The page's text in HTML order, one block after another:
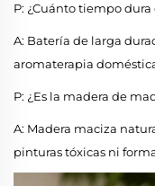
P: ¿Cuánto tiempo
A: Batería de larga
aromaterapia
P: ¿Es la madera de
A: Madera maciza
pinturas tóxicas ni